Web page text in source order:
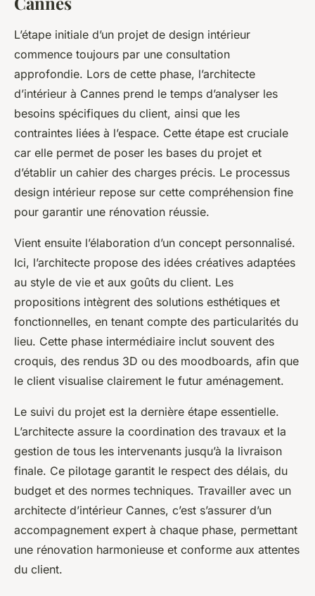
L’étape initiale d’un projet de design intérieur
commence toujours par une consultation
approfondie. Lors de cette phase, l’architecte
d’intérieur à Cannes prend le temps d’analyser les
besoins spécifiques du client, ainsi que les
contraintes liées à l’espace. Cette étape est cruciale
car elle permet de poser les bases du projet et
d’établir un cahier des charges précis. Le processus
design intérieur repose sur cette compréhension fine
pour garantir une rénovation réussie.
Vient ensuite l’élaboration d’un concept personnalisé.
Ici, l’architecte propose des idées créatives adaptées
au style de vie et aux goûts du client. Les
propositions intègrent des solutions esthétiques et
fonctionnelles, en tenant compte des particularités du
lieu. Cette phase intermédiaire inclut souvent des
croquis, des rendus 3D ou des moodboards, afin que
le client visualise clairement le futur aménagement.
Le suivi du projet est la dernière étape essentielle.
L’architecte assure la coordination des travaux et la
gestion de tous les intervenants jusqu’à la livraison
finale. Ce pilotage garantit le respect des délais, du
budget et des normes techniques. Travailler avec un
architecte d’intérieur Cannes, c’est s’assurer d’un
accompagnement expert à chaque phase, permettant
une rénovation harmonieuse et conforme aux attentes
du client.